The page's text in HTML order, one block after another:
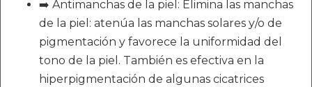
➡️ Antimanchas de la piel: Elimina las manchas
de la piel: atenúa las manchas solares y/o de
pigmentación y favorece la uniformidad del
tono de la piel. También es efectiva en la
hiperpigmentación de algunas cicatrices